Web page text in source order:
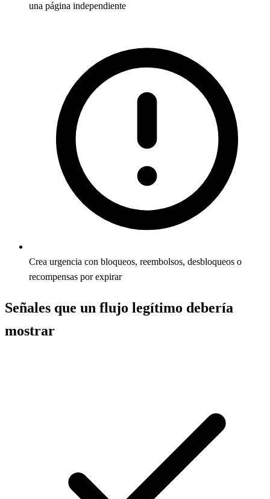
una página independiente
Crea urgencia con bloqueos, reembolsos, desbloqueos o
recompensas por expirar
Señales que un flujo legítimo debería
mostrar